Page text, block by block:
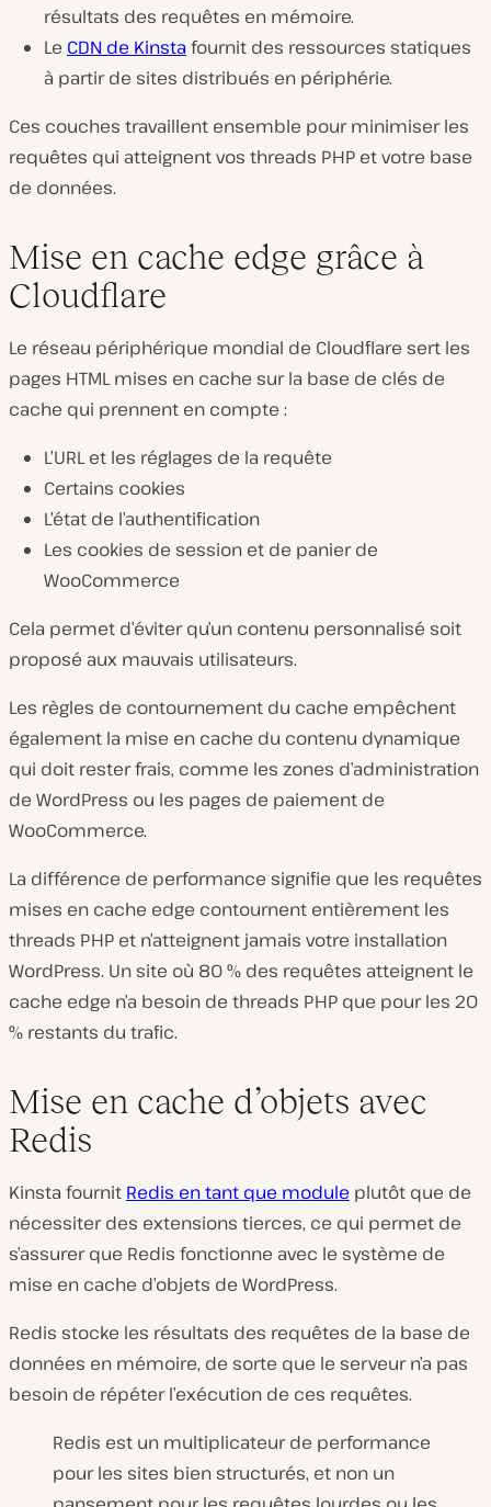
résultats des requêtes en mémoire.
Le CDN de Kinstafournit des ressources statiques
à partir de sites distribués en périphérie.
Ces couches travaillent ensemble pour minimiser les
requêtes qui atteignent vos threads PHP et votre base
de données.
Mise en cache edge grâce à
Cloudflare
Le réseau périphérique mondial de Cloudflare sert les
pages HTML mises en cache sur la base de clés de
cache qui prennent en compte :
L’URL et les réglages de la requête
Certains cookies
L’état de l’authentification
Les cookies de session et de panier de
WooCommerce
Cela permet d’éviter qu’un contenu personnalisé soit
proposé aux mauvais utilisateurs.
Les règles de contournement du cache empêchent
également la mise en cache du contenu dynamique
qui doit rester frais, comme les zones d’administration
de WordPress ou les pages de paiement de
WooCommerce.
La différence de performance signifie que les requêtes
mises en cache edge contournent entièrement les
threads PHP et n’atteignent jamais votre installation
WordPress. Un site où 80 % des requêtes atteignent le
cache edge n’a besoin de threads PHP que pour les 20
% restants du trafic.
Mise en cache d’objets avec
Redis
Kinsta fournit Redis en tant que module plutôt que de
nécessiter des extensions tierces, ce qui permet de
s’assurer que Redis fonctionne avec le système de
mise en cache d’objets de WordPress.
Redis stocke les résultats des requêtes de la base de
données en mémoire, de sorte que le serveur n’a pas
besoin de répéter l’exécution de ces requêtes.
Redis est un multiplicateur de performance
pour les sites bien structurés, et non un